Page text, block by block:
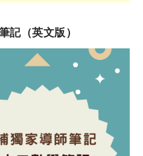
記（英文版）